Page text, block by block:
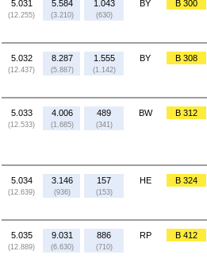
5.031
(12.255)
5.584
(3.210)
1.043
(630)
BY B 300
5.032
(12.437)
8.287
(5.887)
1.555
(1.142)
BY B 308
5.033
(12.533)
4.006
(1.685)
489
(341)
BW B 312
5.034
(12.639)
3.146
(936)
157
(153)
HE B 324
5.035
(12.889)
9.031
(6.630)
886
(710)
RP B 412